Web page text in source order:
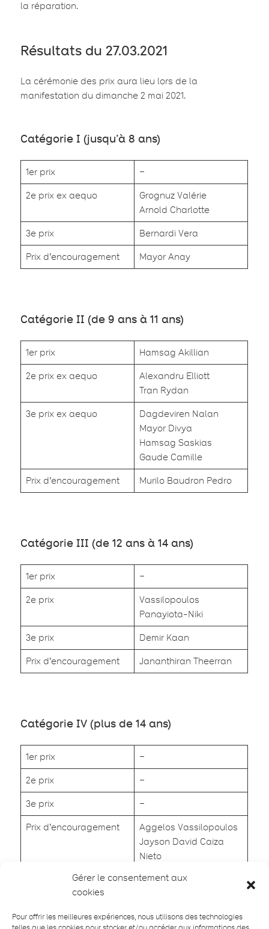
Gérer le consentement aux
cookies
Pour offrir les meilleures expériences, nous utilisons des technologies
la réparation.
Résultats du 27.03.2021
La cérémonie des prix aura lieu lors de la
manifestation du dimanche 2 mai 2021.
Catégorie I (jusqu’à 8 ans)
1er prix –
2e prix ex aequo
Grognuz Valérie
Arnold Charlotte
3e prix Bernardi Vera
Prix d’encouragement Mayor Anay
Catégorie II (de 9 ans à 11 ans)
1er prix Hamsag Akillian
2e prix ex aequo
Alexandru Elliott
Tran Rydan
3e prix ex aequo
Dagdeviren Nalan
Mayor Divya
Hamsag Saskias
Gaude Camille
Prix d’encouragement Murilo Baudron Pedro
Catégorie III (de 12 ans à 14 ans)
1er prix –
2e prix
Vassilopoulos
Panayiota-Niki
3e prix Demir Kaan
Prix d’encouragement Jananthiran Theerran
Catégorie IV (plus de 14 ans)
1er prix –
2e prix –
3e prix –
Prix d’encouragement
Aggelos Vassilopoulos
Jayson David Caiza
Nieto
Catégorie Impro